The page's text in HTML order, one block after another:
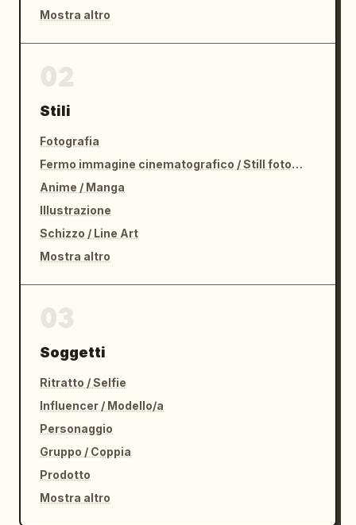
Mostra altro
Stili
Fotografia
Fermo immagine cinematografico / Still fotografico
Anime / Manga
Illustrazione
Schizzo / Line Art
Mostra altro
Soggetti
Ritratto / Selfie
Influencer / Modello/a
Personaggio
Gruppo / Coppia
Prodotto
Mostra altro